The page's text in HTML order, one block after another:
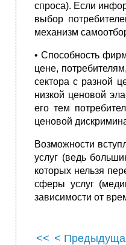
спроса). Если
выбор
механизм
• Способность
цене,
сектора с разной
низкой ценовой
его тем
ценовой
Возможности
услуг (ведь
которых нельзя
сферы услуг
зависимости от
<< <